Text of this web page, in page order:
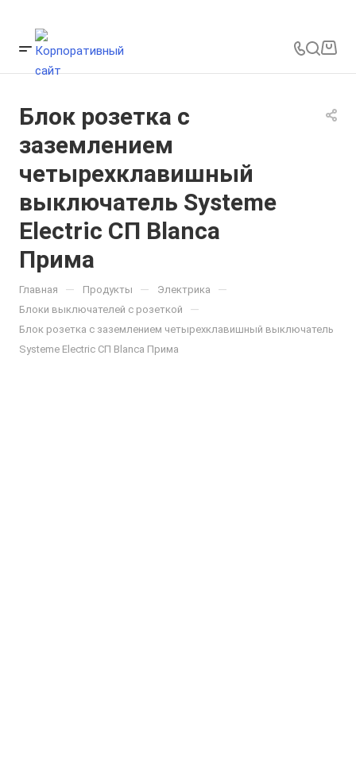
Блок розетка с
заземлением
четырехклавишный
выключатель Systeme
Electric СП Blanca
Прима
Главная — Продукты — Электрика —
Блоки выключателей с розеткой —
Блок розетка с заземлением четырехклавишный выключатель
Systeme Electric СП Blanca Прима